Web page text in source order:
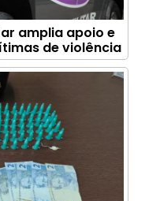
amplia apoio e
de violência